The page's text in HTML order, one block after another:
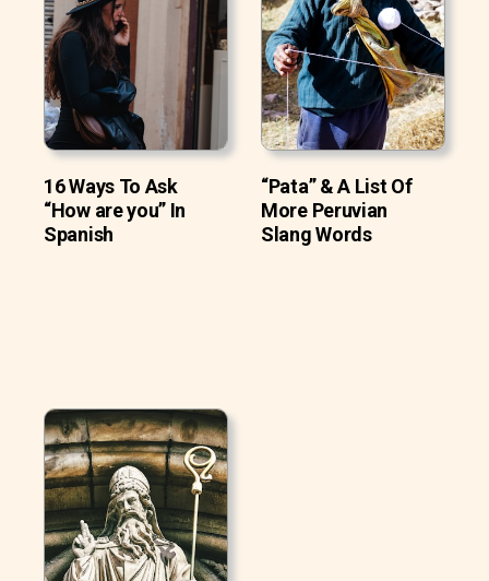
16 Ways To Ask
“How are you” In
Spanish
“Pata” & A List Of
More Peruvian
Slang Words